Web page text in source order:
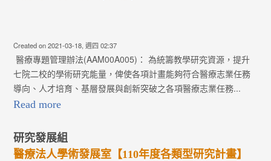
Created on 2021-03-18, 週四 02:37
醫療專題管理辦法(AAM00A005)： 為統籌教學研究資源，提升
七院二校的學術研究能量，俾使各項計畫能夠符合醫療志業任務
導向、人才培育、基層發展與創新突破之各項醫療志業任務...
Read more
研究發展組
醫療法人學術發展室【110年度各類型研究計畫】